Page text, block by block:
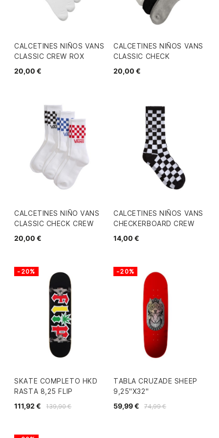
CALCETINES NIÑOS VANS
CLASSIC CREW ROX
20,00 €
CALCETINES NIÑOS VANS
CLASSIC CHECK
20,00 €
CALCETINES NIÑO VANS
CLASSIC CHECK CREW
20,00 €
CALCETINES NIÑOS VANS
CHECKERBOARD CREW
14,00 €
SKATE COMPLETO HKD
RASTA 8,25 FLIP
139,90 €
111,92 €
-20%
TABLA CRUZADE SHEEP
9,25"X32"
74,99 €
59,99 €
-20%